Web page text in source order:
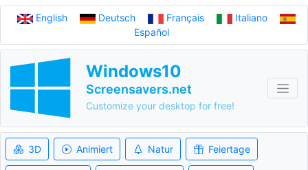
English Deutsch Français
Italiano
Español
Windows10
Screensavers.net
Customize your desktop for free!
3D Animiert Natur Feiertage